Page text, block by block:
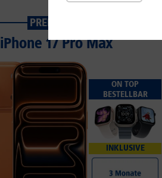
PREISSTURZ
iPhone 17 Pro Max
ON TOP
BESTELLBAR
INKLUSIVE